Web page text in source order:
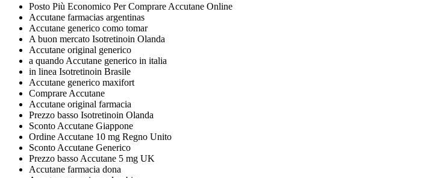
Posto Più Economico Per Comprare Accutane Online
Accutane farmacias argentinas
Accutane generico como tomar
A buon mercato Isotretinoin Olanda
Accutane original generico
a quando Accutane generico in italia
in linea Isotretinoin Brasile
Accutane generico maxifort
Comprare Accutane
Accutane original farmacia
Prezzo basso Isotretinoin Olanda
Sconto Accutane Giappone
Ordine Accutane 10 mg Regno Unito
Sconto Accutane Generico
Prezzo basso Accutane 5 mg UK
Accutane farmacia dona